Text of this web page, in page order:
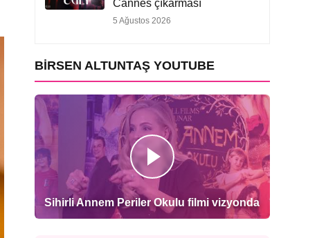
Cannes çıkarması
5 Ağustos 2026
BIRSEN ALTUNTAŞ YOUTUBE
Sihirli Annem Periler Okulu filmi vizyonda